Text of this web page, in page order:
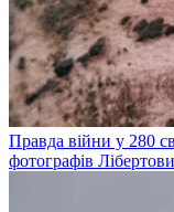
Правда війни у 280
фотографів